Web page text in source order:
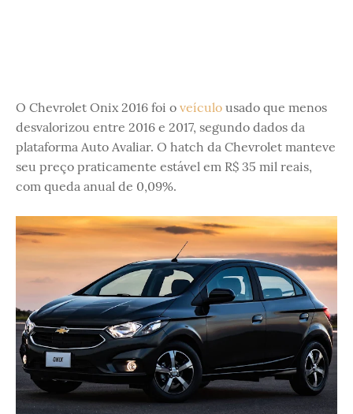
O Chevrolet Onix 2016 foi o veículo usado que menos
desvalorizou entre 2016 e 2017, segundo dados da
plataforma Auto Avaliar. O hatch da Chevrolet manteve
seu preço praticamente estável em R$ 35 mil reais,
com queda anual de 0,09%.